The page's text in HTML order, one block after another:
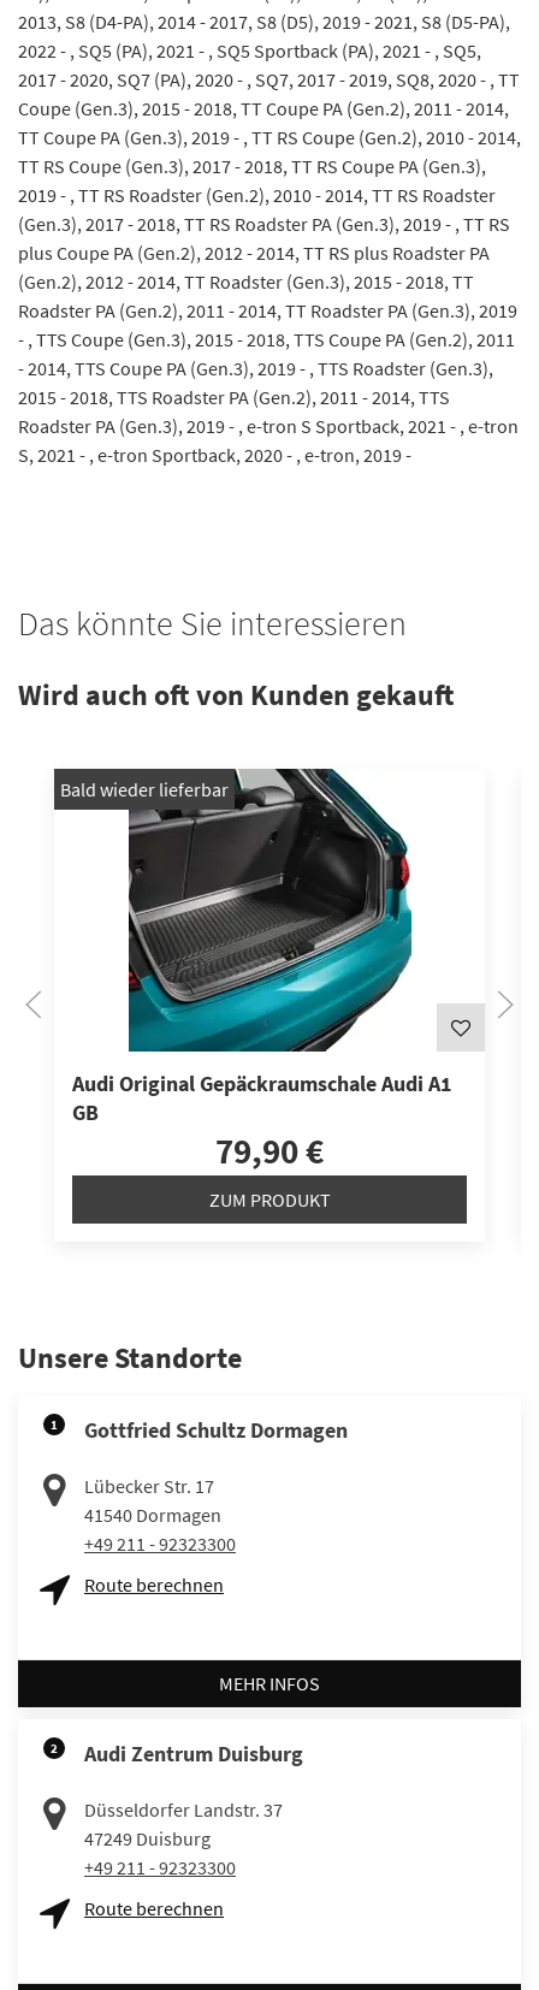
2013, S8 (D4-PA), 2014 - 2017, S8 (D5), 2019 - 2021, S8 (D5-PA),
2022 - , SQ5 (PA), 2021 - , SQ5 Sportback (PA), 2021 - , SQ5,
2017 - 2020, SQ7 (PA), 2020 - , SQ7, 2017 - 2019, SQ8, 2020 - , TT
Coupe (Gen.3), 2015 - 2018, TT Coupe PA (Gen.2), 2011 - 2014,
TT Coupe PA (Gen.3), 2019 - , TT RS Coupe (Gen.2), 2010 - 2014,
TT RS Coupe (Gen.3), 2017 - 2018, TT RS Coupe PA (Gen.3),
2019 - , TT RS Roadster (Gen.2), 2010 - 2014, TT RS Roadster
(Gen.3), 2017 - 2018, TT RS Roadster PA (Gen.3), 2019 - , TT RS
plus Coupe PA (Gen.2), 2012 - 2014, TT RS plus Roadster PA
(Gen.2), 2012 - 2014, TT Roadster (Gen.3), 2015 - 2018, TT
Roadster PA (Gen.2), 2011 - 2014, TT Roadster PA (Gen.3), 2019
- , TTS Coupe (Gen.3), 2015 - 2018, TTS Coupe PA (Gen.2), 2011
- 2014, TTS Coupe PA (Gen.3), 2019 - , TTS Roadster (Gen.3),
2015 - 2018, TTS Roadster PA (Gen.2), 2011 - 2014, TTS
Roadster PA (Gen.3), 2019 - , e-tron S Sportback, 2021 - , e-tron
S, 2021 - , e-tron Sportback, 2020 - , e-tron, 2019 -
Das könnte Sie interessieren
Wird auch oft von Kunden gekauft
Bald wieder lieferbar
Audi Original Gepäckraumschale Audi A1
GB
79,90 €
ZUM PRODUKT
Unsere Standorte
1 Gottfried Schultz Dormagen
Lübecker Str. 17
41540 Dormagen
+49 211 - 92323300
Route berechnen
MEHR INFOS
2 Audi Zentrum Duisburg
Düsseldorfer Landstr. 37
47249 Duisburg
+49 211 - 92323300
Route berechnen